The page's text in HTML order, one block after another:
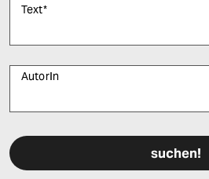
Text*
AutorIn